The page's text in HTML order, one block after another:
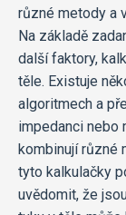
různé metody a
Na základě
další faktory,
těle. Existuje
algoritmech a
impedanci nebo
kombinují různé
tyto kalkulačky
uvědomit, že